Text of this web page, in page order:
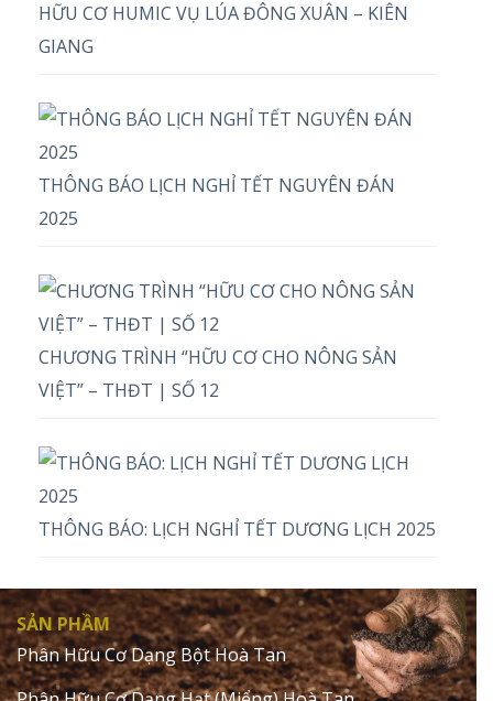
HỮU CƠ HUMIC VỤ LÚA ĐÔNG XUÂN – KIÊN
GIANG
THÔNG BÁO LỊCH NGHỈ TẾT NGUYÊN ĐÁN
2025
CHƯƠNG TRÌNH “HỮU CƠ CHO NÔNG SẢN
VIỆT” – THĐT | SỐ 12
THÔNG BÁO: LỊCH NGHỈ TẾT DƯƠNG LỊCH 2025
SẢN PHẦM
Phân Hữu Cơ Dạng Bột Hoà Tan